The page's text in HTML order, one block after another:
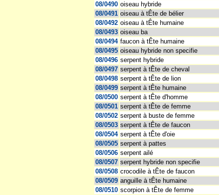
08/0490 oiseau hybride
08/0491 oiseau à tÊte de bélier
08/0492 oiseau à tÊte humaine
08/0493 oiseau ba
08/0494 faucon à tÊte humaine
08/0495 oiseau hybride non specifie
08/0496 serpent hybride
08/0497 serpent à tÊte de cheval
08/0498 serpent à tÊte de lion
08/0499 serpent à tÊte humaine
08/0500 serpent à tÊte d'homme
08/0501 serpent à tÊte de femme
08/0502 serpent à buste de femme
08/0503 serpent à tÊte de faucon
08/0504 serpent à tÊte d'oie
08/0505 serpent à pattes
08/0506 serpent ailé
08/0507 serpent hybride non specifie
08/0508 crocodile à tÊte de faucon
08/0509 anguille à tÊte humaine
08/0510 scorpion à tÊte de femme